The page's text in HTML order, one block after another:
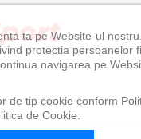
ta pe Website-ul
protectia persoanelor
navigarea pe
tip cookie conform
de Cookie.